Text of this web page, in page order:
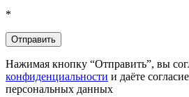
*
Нажимая кнопку “Отправить”, вы
конфиденциальности и даёте
персональных данных